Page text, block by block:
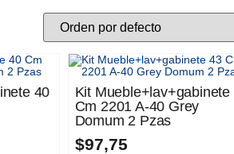
40
Kit Mueble+lav+gabinete
Cm 2201 A-40 Grey
Domum 2 Pzas
$97,75